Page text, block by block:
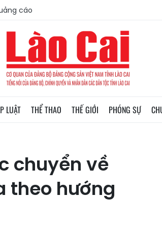
cáo
LUẬT THỂ THAO THẾ GIỚI PHÓNG SỰ
chuyển về
theo hướng